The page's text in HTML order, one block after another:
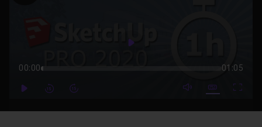
Play
00:00 01:05
PlayForwardForward mute video
Subtitles